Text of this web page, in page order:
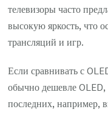
телевизоры часто
высокую яркость, что
трансляций и игр.
Если сравнивать с
обычно дешевле
последних, например,